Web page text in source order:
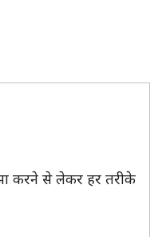
करने से लेकर हर तरीके